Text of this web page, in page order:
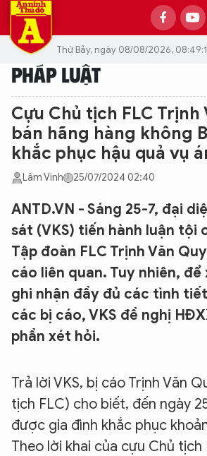
Thứ Bảy, ngày 08/08/2026,
PHÁP LUẬT
Cựu Chủ tịch FLC Trịnh
bán hãng hàng không
khắc phục hậu quả vụ
Lâm Vinh 25/07/2024 02:40
ANTD.VN - Sáng 25-7, đại
sát (VKS) tiến hành luận tội
Tập đoàn FLC Trịnh Văn
cáo liên quan. Tuy nhiên, để
ghi nhận đầy đủ các tình
các bị cáo, VKS đề nghị
phần xét hỏi.
Trả lời VKS, bị cáo Trịnh Văn
tịch FLC) cho biết, đến ngày
được gia đình khắc phục
Theo lời khai của cựu Chủ